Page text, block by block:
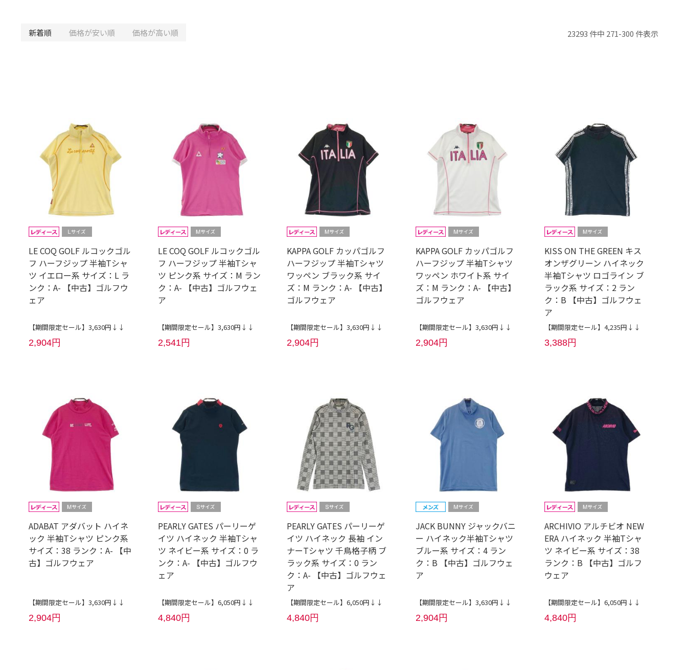
新着順 価格が安い順 価格が高い順 23293 件中 271-300 件表示
LE COQ GOLF ルコックゴル
フ ハーフジップ 半袖Tシャ
ツ イエロー系 サイズ：L ラ
ンク：A- 【中古】ゴルフウ
ェア
【期間限定セール】3,630円↓↓
2,904円
LE COQ GOLF ルコックゴル
フ ハーフジップ 半袖Tシャ
ツ ピンク系 サイズ：M ラン
ク：A- 【中古】ゴルフウェ
ア
【期間限定セール】3,630円↓↓
2,541円
KAPPA GOLF カッパゴルフ
ハーフジップ 半袖Tシャツ
ワッペン ブラック系 サイ
ズ：M ランク：A- 【中古】
ゴルフウェア
【期間限定セール】3,630円↓↓
2,904円
KAPPA GOLF カッパゴルフ
ハーフジップ 半袖Tシャツ
ワッペン ホワイト系 サイ
ズ：M ランク：A- 【中古】
ゴルフウェア
【期間限定セール】3,630円↓↓
2,904円
KISS ON THE GREEN キス
オンザグリーン ハイネック
半袖Tシャツ ロゴライン ブ
ラック系 サイズ：2 ラン
ク：B 【中古】ゴルフウェ
ア
【期間限定セール】4,235円↓↓
3,388円
ADABAT アダバット ハイネ
ック 半袖Tシャツ ピンク系
サイズ：38 ランク：A- 【中
古】ゴルフウェア
【期間限定セール】3,630円↓↓
2,904円
PEARLY GATES パーリーゲ
イツ ハイネック 半袖Tシャ
ツ ネイビー系 サイズ：0 ラ
ンク：A- 【中古】ゴルフウ
ェア
【期間限定セール】6,050円↓↓
4,840円
PEARLY GATES パーリーゲ
イツ ハイネック 長袖 イン
ナーTシャツ 千鳥格子柄 ブ
ラック系 サイズ：0 ラン
ク：A- 【中古】ゴルフウェ
ア
【期間限定セール】6,050円↓↓
4,840円
JACK BUNNY ジャックバニ
ー ハイネック半袖Tシャツ
ブルー系 サイズ：4 ラン
ク：B 【中古】ゴルフウェ
ア
【期間限定セール】3,630円↓↓
2,904円
ARCHIVIO アルチビオ NEW
ERA ハイネック 半袖Tシャ
ツ ネイビー系 サイズ：38
ランク：B 【中古】ゴルフ
ウェア
【期間限定セール】6,050円↓↓
4,840円